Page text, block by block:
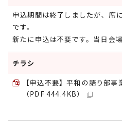
申込期間は終了しましたが、席
です。
新たに申込は不要です。当日会
チラシ
【申込不要】平和の語り部事
（PDF 444.4KB）